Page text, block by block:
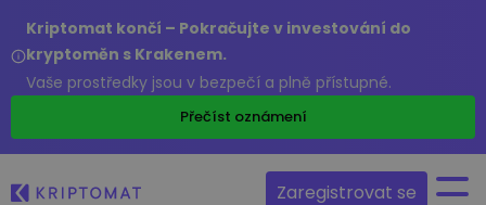
Kriptomat končí – Pokračujte v investování do
kryptoměn s Krakenem.
Vaše prostředky jsou v bezpečí a plně přístupné.
Přečíst oznámení
Zaregistrovat se